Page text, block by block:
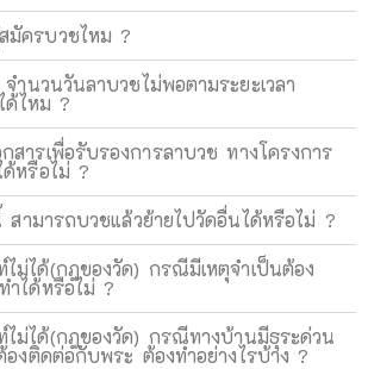
มัครบวชไหม ?
ำนวนวันลาบวชไม่พอตามระยะเวลา
ด้ไหม ?
กสารเพื่อรับรองการลาบวช ทางโครงการ
ด้หรือไม่ ?
สามารถบวชแล้วย้ายไปวัดอื่นได้หรือไม่ ?
ม่ได้(กฎของวัด) กรณีมีเหตุจำเป็นต้อง
ได้หรือไม่ ?
ม่ได้(กฎของวัด) กรณีทางบ้านมีธุระด่วน
องติดต่อกับพระ ต้องทำอย่างไรบ้าง ?